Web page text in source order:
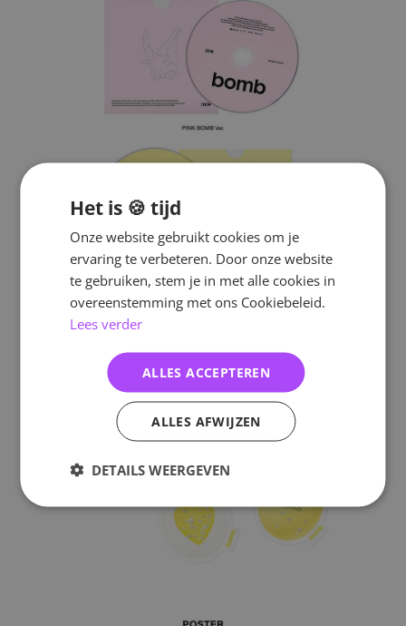
Het is 🍪 tijd
Onze website gebruikt cookies om je
ervaring te verbeteren. Door onze website
te gebruiken, stem je in met alle cookies in
overeenstemming met ons Cookiebeleid.
Lees verder
ALLES ACCEPTEREN
ALLES AFWIJZEN
DETAILS WEERGEVEN